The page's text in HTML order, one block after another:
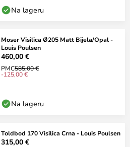
Na lageru
Moser Visilica Ø205 Matt Bijela/Opal -
Louis Poulsen
460,00 €
PMC585,00 €
-125,00 €
Na lageru
Toldbod 170 Visilica Crna - Louis Poulsen
315,00 €